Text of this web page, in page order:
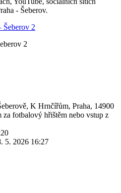
- Šeberov.
2
K Hrnčířům, Praha, 14900
fotbalový hřištěm nebo vstup z
5. 2026 16:27